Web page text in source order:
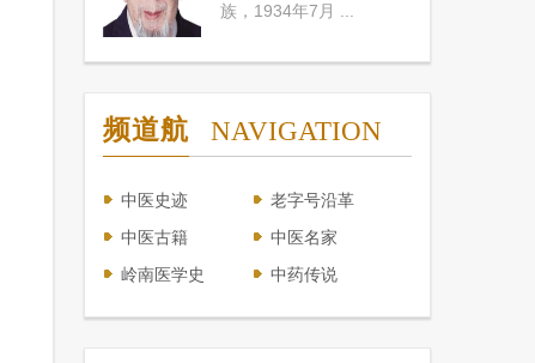
族，1934年7月 ...
频道航 NAVIGATION
中医史迹
老字号沿革
中医古籍
中医名家
岭南医学史
中药传说